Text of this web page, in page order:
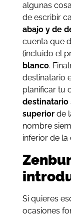
algunas
de escribir
abajo y de
cuenta que
(incluido el
blanco.
destinatario
planificar tu
destinatario
superiorde
nombre
inferior de la
Si quieres
ocasiones